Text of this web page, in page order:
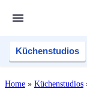
Küchenstudios
Home » Küchenstudios